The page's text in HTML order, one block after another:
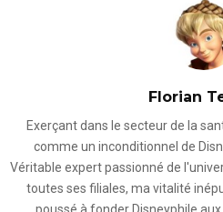
Florian
Exerçant dans le secteur de la
comme un inconditionnel de
Véritable expert passionné de
toutes ses filiales, ma vitalité
poussé à fonder Disneyphile